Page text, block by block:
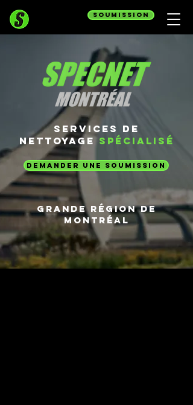
SOUMISSION
DEMANDER UNE SOUMISSION
SERVICES DE
NETTOYAGE SPÉCIALISÉ
grande région de
montréal